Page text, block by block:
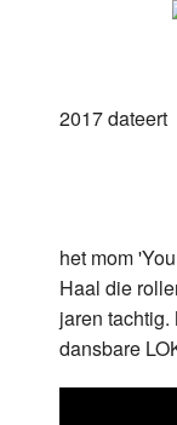
2017 dateert
het mom
Haal die
jaren
dansbare